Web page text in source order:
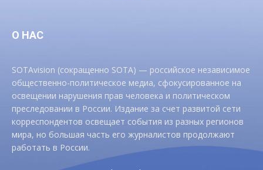
О НАС
SOTAvision (сокращенно SOTA) — российское независимое
общественно-политическое медиа, сфокусированное на
освещении нарушения прав человека и политическом
преследовании в России. Издание за счет развитой сети
корреспондентов освещает события из разных регионов
мира, но большая часть его журналистов продолжают
работать в России.